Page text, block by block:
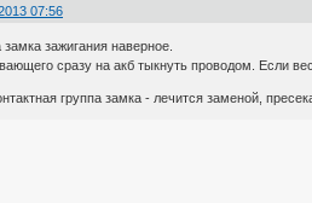
07:56
замка зажигания наверное.
сразу на акб тыкнуть проводом. Если
группа замка - лечится заменой,